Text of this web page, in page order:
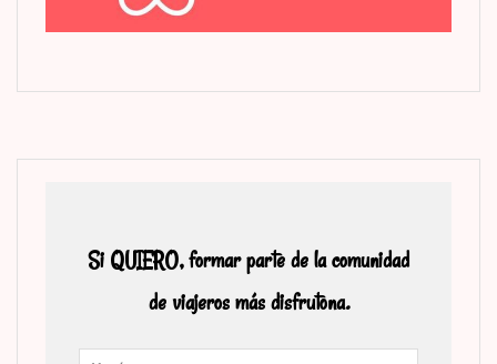
Si QUIERO, formar parte de la comunidad
de viajeros más disfrutona.